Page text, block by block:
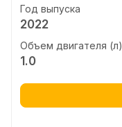
Год выпуска
2022
Объем двигателя (л)
1.0